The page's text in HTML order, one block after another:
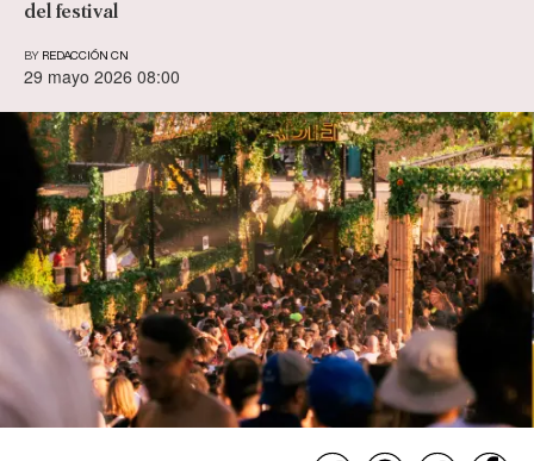
del festival
BY REDACCIÓN CN
29 mayo 2026 08:00